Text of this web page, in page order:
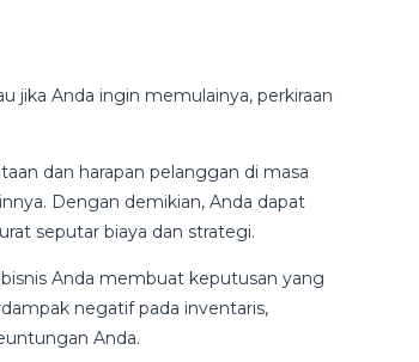
jika Anda ingin memulainya, perkiraan
dan harapan pelanggan di masa
Dengan demikian, Anda dapat
seputar biaya dan strategi.
Anda membuat keputusan yang
negatif pada inventaris,
Anda.